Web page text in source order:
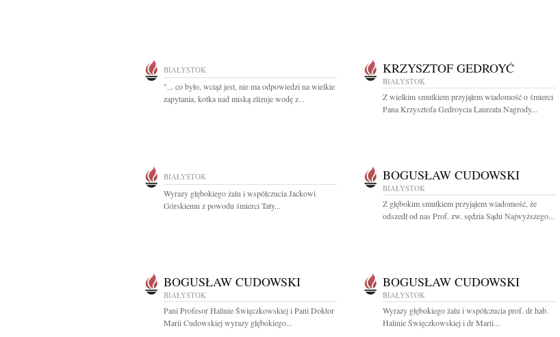
BIAŁYSTOK
"... co było, wciąż jest, nie ma odpowiedzi na wielkie
zapytania, kotka nad miską zlizuje wodę z...
KRZYSZTOF GEDROYĆ
BIAŁYSTOK
Z wielkim smutkiem przyjąłem wiadomość o śmierci
Pana Krzysztofa Gedroycia Laureata Nagrody...
BIAŁYSTOK
Wyrazy głębokiego żalu i współczucia Jackowi
Górskiemu z powodu śmierci Taty...
BOGUSŁAW CUDOWSKI
BIAŁYSTOK
Z głębokim smutkiem przyjąłem wiadomość, że
odszedł od nas Prof. zw. sędzia Sądu Najwyższego...
BOGUSŁAW CUDOWSKI
BIAŁYSTOK
Pani Profesor Halinie Święczkowskiej i Pani Doktor
Marii Cudowskiej wyrazy głębokiego...
BOGUSŁAW CUDOWSKI
BIAŁYSTOK
Wyrazy głębokiego żalu i współczucia prof. dr hab.
Halinie Święczkowskiej i dr Marii...